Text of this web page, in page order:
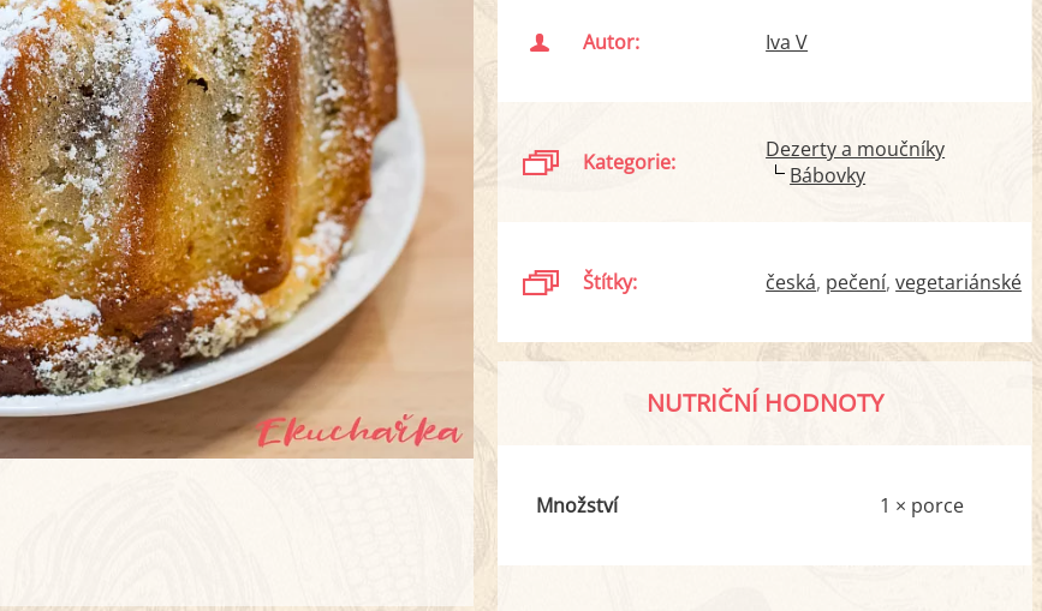
Autor: Iva V
Kategorie:
Dezerty a moučníky
Bábovky
Štítky: česká pečení vegetariánské
NUTRIČNÍ HODNOTY
Množství 1 × porce